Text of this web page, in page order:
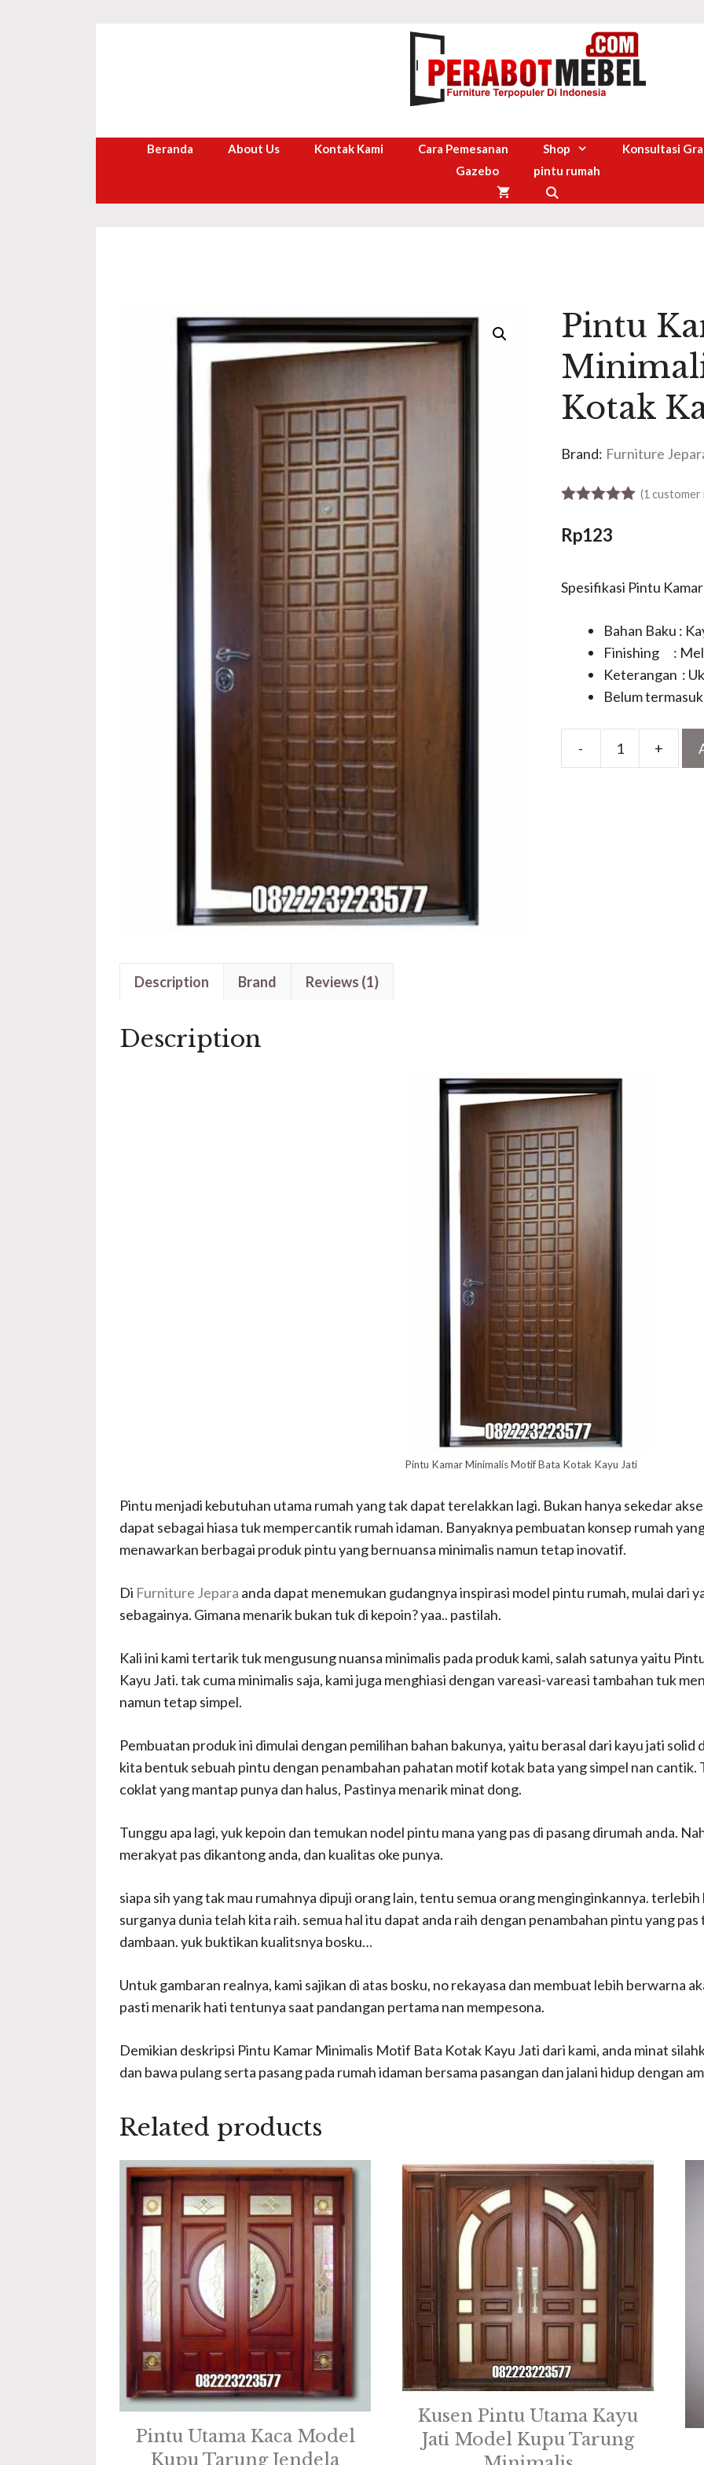
Beranda About Us Kontak Kami Cara Pemesanan Shop Konsultasi
Gazebo
pintu rumah
Pintu
Kotak
Brand: Furniture
(1 customer
Rp123
Spesifikasi Pintu
Bahan Baku :
Finishing :
Keterangan :
Belum
- +
Description Brand Reviews (1)
Description
Pintu Kamar Minimalis Motif Bata Kotak Kayu Jati
Pintu menjadi kebutuhan utama rumah yang tak dapat terelakkan lagi. Bukan hanya sekedar
dapat sebagai hiasa tuk mempercantik rumah idaman. Banyaknya pembuatan konsep rumah
menawarkan berbagai produk pintu yang bernuansa minimalis namun tetap inovatif.
Di Furniture Jepara anda dapat menemukan gudangnya inspirasi model pintu rumah, mulai dari
sebagainya. Gimana menarik bukan tuk di kepoin? yaa.. pastilah.
Kali ini kami tertarik tuk mengusung nuansa minimalis pada produk kami, salah satunya yaitu
Kayu Jati. tak cuma minimalis saja, kami juga menghiasi dengan vareasi-vareasi tambahan tuk
namun tetap simpel.
Pembuatan produk ini dimulai dengan pemilihan bahan bakunya, yaitu berasal dari kayu jati
kita bentuk sebuah pintu dengan penambahan pahatan motif kotak bata yang simpel nan cantik.
coklat yang mantap punya dan halus, Pastinya menarik minat dong.
Tunggu apa lagi, yuk kepoin dan temukan nodel pintu mana yang pas di pasang dirumah anda.
merakyat pas dikantong anda, dan kualitas oke punya.
siapa sih yang tak mau rumahnya dipuji orang lain, tentu semua orang menginginkannya. terlebih
surganya dunia telah kita raih. semua hal itu dapat anda raih dengan penambahan pintu yang
dambaan. yuk buktikan kualitsnya bosku…
Untuk gambaran realnya, kami sajikan di atas bosku, no rekayasa dan membuat lebih berwarna
pasti menarik hati tentunya saat pandangan pertama nan mempesona.
Demikian deskripsi Pintu Kamar Minimalis Motif Bata Kotak Kayu Jati dari kami, anda minat
dan bawa pulang serta pasang pada rumah idaman bersama pasangan dan jalani hidup dengan
Related products
Pintu Utama Kaca Model
Kupu Tarung Jendela
Kusen Pintu Utama Kayu
Jati Model Kupu Tarung